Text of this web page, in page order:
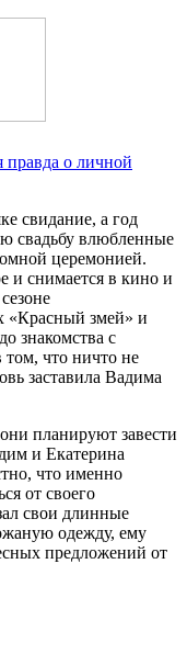
правда о личной
свидание, а год
свадьбу влюбленные
церемонией.
и снимается в кино и
«Красный змей» и
знакомства с
том, что ничто не
заставила Вадима
планируют завести
и Екатерина
что именно
от своего
свои длинные
одежду, ему
предложений от